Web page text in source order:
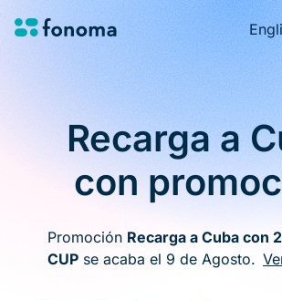
Recarga a
con
Promoción Recarga a Cuba con
CUP se acaba el 9 de Agosto.